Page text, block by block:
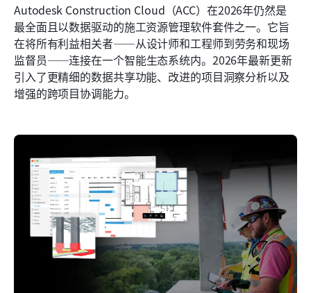
Autodesk Construction Cloud（ACC）在2026年仍然是
最全面且以数据驱动的施工资源管理软件套件之一。它旨
在将所有利益相关者——从设计师和工程师到劳务和现场
监督员——连接在一个智能生态系统内。2026年最新更新
引入了更精细的数据共享功能、改进的项目洞察分析以及
增强的跨项目协调能力。